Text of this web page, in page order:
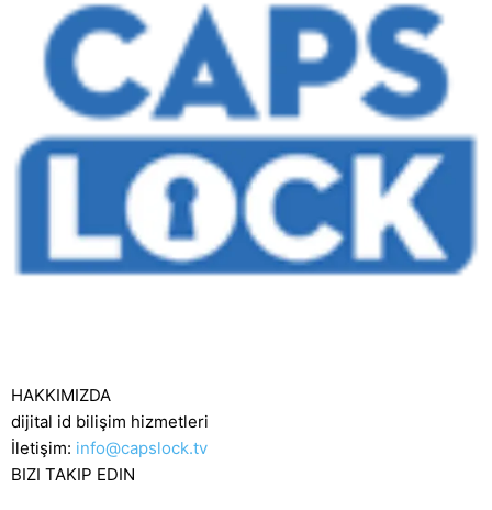
HAKKIMIZDA
dijital id bilişim hizmetleri
İletişim: info@capslock.tv
BIZI TAKIP EDIN